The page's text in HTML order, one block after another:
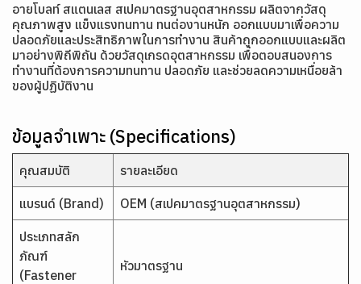
อายโบลท์ สแตนเลส สเปคมาตรฐานอุตสาหกรรม ผลิตจากวัสดุ
คุณภาพสูง แข็งแรงทนทาน ทนต่องานหนัก ออกแบบมาเพื่อความ
ปลอดภัยและประสิทธิภาพในการทำงาน สินค้าถูกออกแบบและผลิต
มาอย่างพิถีพิถัน ด้วยวัสดุเกรดอุตสาหกรรม เพื่อตอบสนองการ
ทำงานที่ต้องการความทนทาน ปลอดภัย และช่วยลดความเหนื่อยล้า
ของผู้ปฏิบัติงาน
ข้อมูลจำเพาะ (Specifications)
คุณสมบัติ รายละเอียด
แบรนด์ (Brand) OEM (สเปคมาตรฐานอุตสาหกรรม)
ประเภทสลัก
ภัณฑ์
(Fastener
หัวมาตรฐาน